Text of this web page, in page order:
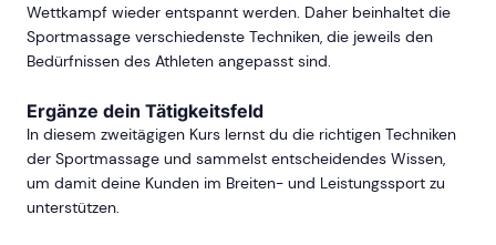
Wettkampf wieder entspannt werden. Daher beinhaltet die
Sportmassage verschiedenste Techniken, die jeweils den
Bedürfnissen des Athleten angepasst sind.
Ergänze dein Tätigkeitsfeld
In diesem zweitägigen Kurs lernst du die richtigen Techniken
der Sportmassage und sammelst entscheidendes Wissen,
um damit deine Kunden im Breiten- und Leistungssport zu
unterstützen.